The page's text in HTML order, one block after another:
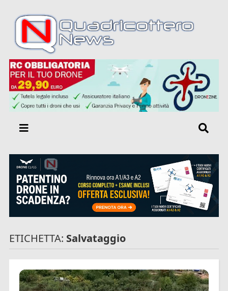
ETICHETTA: Salvataggio